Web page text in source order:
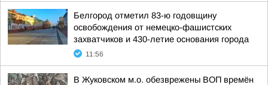
Белгород отметил 83-ю годовщину
освобождения от немецко-фашистских
захватчиков и 430-летие основания города
11:56
В Жуковском м.о. обезврежены ВОП времён